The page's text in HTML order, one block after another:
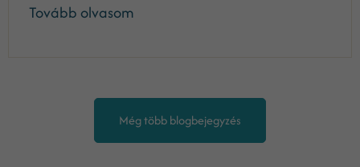
Tovább olvasom
Még több blogbejegyzés